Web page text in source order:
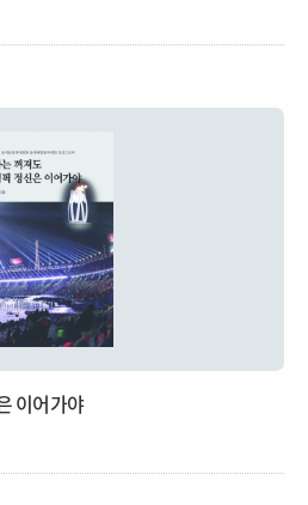
이어가야